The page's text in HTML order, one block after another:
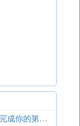
IGF China倒計時96天 你要如何才能完成你的第一款游戲